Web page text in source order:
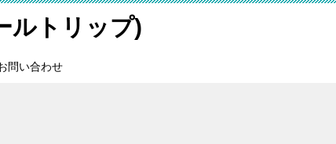
ルトリップ)
問い合わせ